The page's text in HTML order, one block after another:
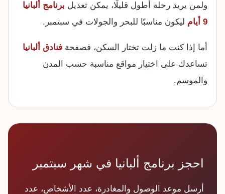
ولمن يريد رحلة أطول قليلًا، يمكن تعديل برنامج ألبانيا
9 أيام
ليكون مناسبًا للبحر والجولات في سبتمبر.
أما إذا كنت ما زلت تختار السكن، فصفحة فنادق ألبانيا
تساعدك على اختيار مواقع مناسبة حسب المدن
والموسم.
احجز برنامج ألبانيا في شهر سبتمبر
أرسل موعد الوصول والمغادرة، عدد الأشخاص، عدد